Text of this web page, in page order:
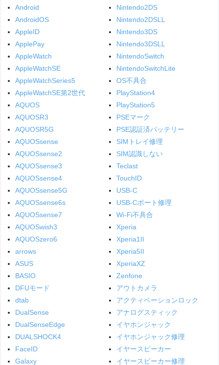
Android
AndroidOS
AppleID
ApplePay
AppleWatch
AppleWatchSE
AppleWatchSeries5
AppleWatchSE第2世代
AQUOS
AQUOSR3
AQUOSR5G
AQUOSsense
AQUOSsense2
AQUOSsense3
AQUOSsense4
AQUOSsense5G
AQUOSsense6s
AQUOSsense7
AQUOSwish3
AQUOSzero6
arrows
ASUS
BASIO
DFUモード
dtab
DualSense
DualSenseEdge
DUALSHOCK4
FaceID
Galaxy
Nintendo2DS
Nintendo2DSLL
Nintendo3DS
Nintendo3DSLL
NintendoSwitch
NintendoSwitchLite
OS不具合
PlayStation4
PlayStation5
PSEマーク
PSE認証済バッテリー
SIMトレイ修理
SIM認識しない
Teclast
TouchID
USB-C
USB-Cポート修理
Wi-Fi不具合
Xperia
Xperia1II
Xperia5II
XperiaXZ
Zenfone
アウトカメラ
アクティベーションロック
アナログスティック
イヤホンジャック
イヤホンジャック修理
イヤースピーカー
イヤースピーカー修理